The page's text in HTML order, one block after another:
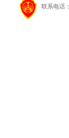
联系电话